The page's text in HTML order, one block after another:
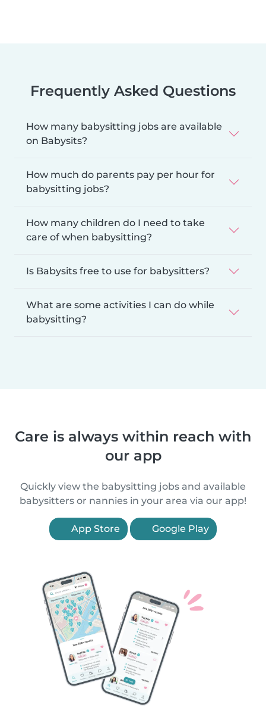
Frequently Asked Questions
How many babysitting jobs are available
on Babysits?
How much do parents pay per hour for
babysitting jobs?
How many children do I need to take
care of when babysitting?
Is Babysits free to use for babysitters?
What are some activities I can do while
babysitting?
Care is always within reach with
our app
Quickly view the babysitting jobs and available
babysitters or nannies in your area via our app!
App Store Google Play